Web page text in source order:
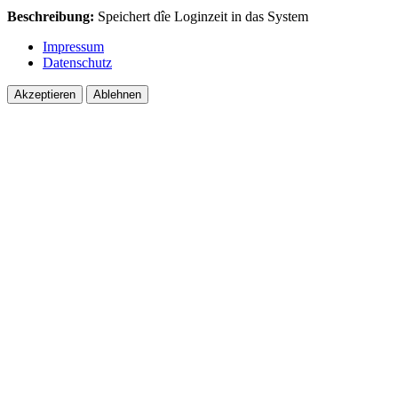
Beschreibung: Speichert dîe Loginzeit in das System
Impressum
Datenschutz
Akzeptieren Ablehnen